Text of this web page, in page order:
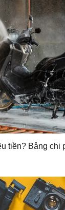
tiền? Bảng chi